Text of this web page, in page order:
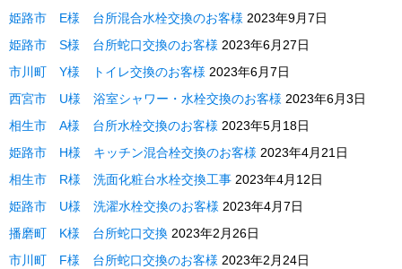
姫路市 E様 台所混合水栓交換のお客様 2023年9月7日
姫路市 S様 台所蛇口交換のお客様 2023年6月27日
市川町 Y様 トイレ交換のお客様 2023年6月7日
西宮市 U様 浴室シャワー・水栓交換のお客様 2023年6月3日
相生市 A様 台所水栓交換のお客様 2023年5月18日
姫路市 H様 キッチン混合栓交換のお客様 2023年4月21日
相生市 R様 洗面化粧台水栓交換工事 2023年4月12日
姫路市 U様 洗濯水栓交換のお客様 2023年4月7日
播磨町 K様 台所蛇口交換 2023年2月26日
市川町 F様 台所蛇口交換のお客様 2023年2月24日